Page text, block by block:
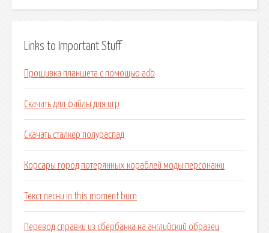
Links to Important Stuff
Прошивка планшета с помощью adb
Скачать длл файлы для игр
Скачать сталкер полураспад
Корсары город потерянных кораблей моды персонажи
Текст песни in this moment burn
Перевод справки из сбербанка на английский образец